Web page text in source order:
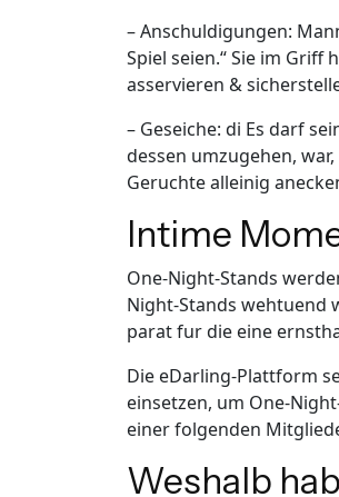
– Anschuldigungen:
Spiel seien.“ Sie im
asservieren &
– Geseiche: di Es darf
dessen umzugehen,
Geruchte alleinig
Intime
One-Night-Stands
Night-Stands wehtuend
parat fur die eine
Die eDarling-Plattform
einsetzen, um One-
einer folgenden
Weshalb